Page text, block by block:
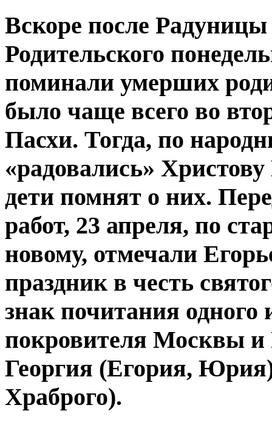
Вскоре после
Родительского
поминали умерших
было чаще всего во
Пасхи. Тогда, по
«радовались»
дети помнят о них.
работ, 23 апреля, по
новому, отмечали
праздник в честь
знак почитания
покровителя Москвы и
Георгия (Егория,
Храброго).